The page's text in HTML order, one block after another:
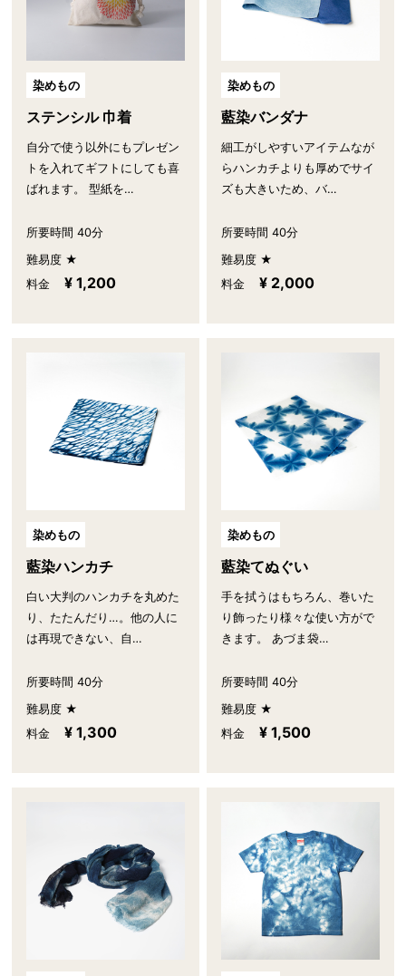
染めもの
ステンシル 巾着
自分で使う以外にもプレゼン
トを入れてギフトにしても喜
ばれます。 型紙を…
所要時間 40分
難易度 ★
料金
¥ 1,200
染めもの
藍染バンダナ
細工がしやすいアイテムなが
らハンカチよりも厚めでサイ
ズも大きいため、バ…
所要時間 40分
難易度 ★
料金
¥ 2,000
染めもの
藍染ハンカチ
白い大判のハンカチを丸めた
り、たたんだり…。他の人に
は再現できない、自…
所要時間 40分
難易度 ★
料金
¥ 1,300
染めもの
藍染てぬぐい
手を拭うはもちろん、巻いた
り飾ったり様々な使い方がで
きます。 あづま袋…
所要時間 40分
難易度 ★
料金
¥ 1,500